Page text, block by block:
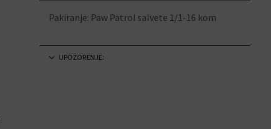
Pakiranje: Paw Patrol salvete 1/1-16 kom
UPOZORENJE: